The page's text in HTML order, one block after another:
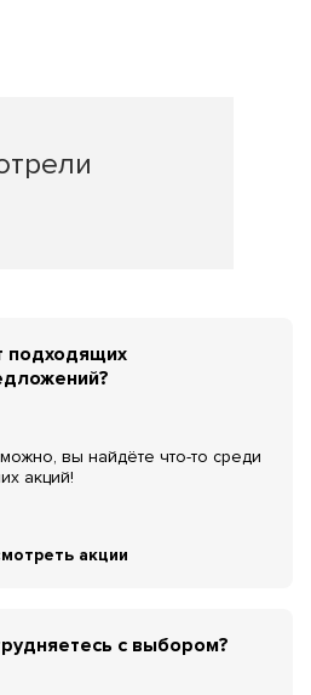
подходящих
вы найдёте что-то среди
акций!
акции
с выбором?